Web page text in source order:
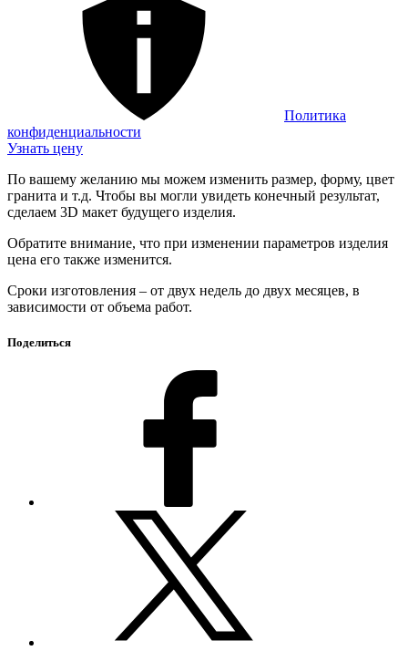
Политика
конфиденциальности
Узнать цену
По вашему желанию мы можем изменить размер, форму, цвет
гранита и т.д. Чтобы вы могли увидеть конечный результат,
сделаем 3D макет будущего изделия.
Обратите внимание, что при изменении параметров изделия
цена его также изменится.
Сроки изготовления – от двух недель до двух месяцев, в
зависимости от объема работ.
Поделиться